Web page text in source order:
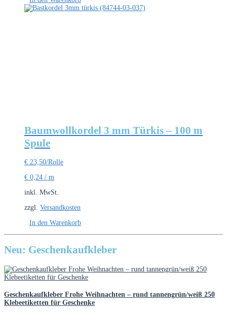
Baumwollkordel 3 mm Türkis – 100 m
Spule
€ 23,50/Rolle
€ 0,24 / m
inkl. MwSt.
zzgl. Versandkosten
In den Warenkorb
Neu: Geschenkaufkleber
Geschenkaufkleber Frohe Weihnachten – rund tannengrün/weiß 250
Klebeetiketten für Geschenke